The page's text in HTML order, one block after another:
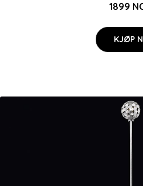
1899
KJØP